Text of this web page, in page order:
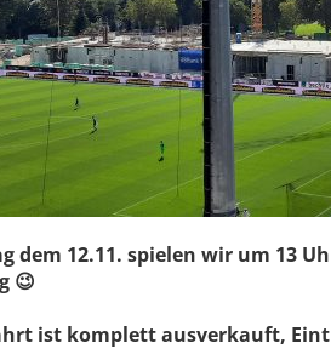
dem 12.11. spielen wir um 13
😉
ist komplett ausverkauft,